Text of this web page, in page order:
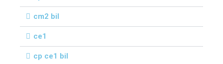
cm2 bil
ce1
cp ce1 bil